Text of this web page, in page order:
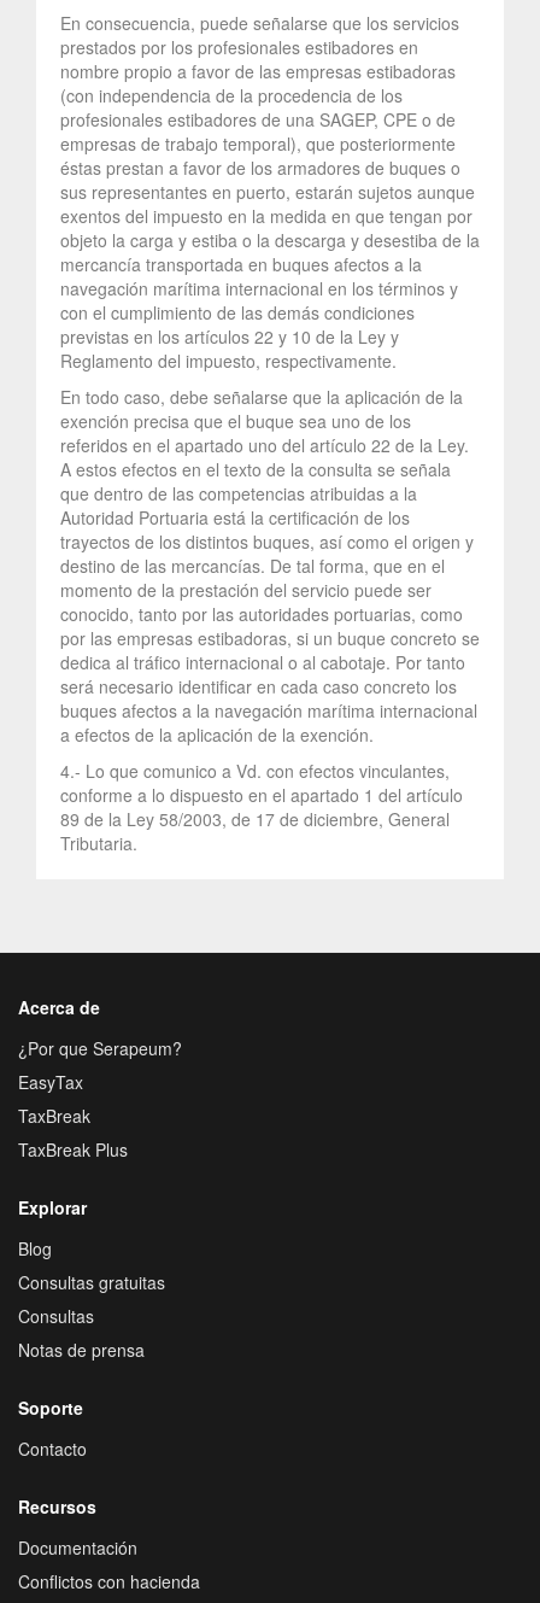
En consecuencia, puede señalarse que los servicios
prestados por los profesionales estibadores en
nombre propio a favor de las empresas estibadoras
(con independencia de la procedencia de los
profesionales estibadores de una SAGEP, CPE o de
empresas de trabajo temporal), que posteriormente
éstas prestan a favor de los armadores de buques o
sus representantes en puerto, estarán sujetos aunque
exentos del impuesto en la medida en que tengan por
objeto la carga y estiba o la descarga y desestiba de la
mercancía transportada en buques afectos a la
navegación marítima internacional en los términos y
con el cumplimiento de las demás condiciones
previstas en los artículos 22 y 10 de la Ley y
Reglamento del impuesto, respectivamente.
En todo caso, debe señalarse que la aplicación de la
exención precisa que el buque sea uno de los
referidos en el apartado uno del artículo 22 de la Ley.
A estos efectos en el texto de la consulta se señala
que dentro de las competencias atribuidas a la
Autoridad Portuaria está la certificación de los
trayectos de los distintos buques, así como el origen y
destino de las mercancías. De tal forma, que en el
momento de la prestación del servicio puede ser
conocido, tanto por las autoridades portuarias, como
por las empresas estibadoras, si un buque concreto se
dedica al tráfico internacional o al cabotaje. Por tanto
será necesario identificar en cada caso concreto los
buques afectos a la navegación marítima internacional
a efectos de la aplicación de la exención.
4.- Lo que comunico a Vd. con efectos vinculantes,
conforme a lo dispuesto en el apartado 1 del artículo
89 de la Ley 58/2003, de 17 de diciembre, General
Tributaria.
Acerca de
¿Por que Serapeum?
EasyTax
TaxBreak
TaxBreak Plus
Explorar
Blog
Consultas gratuitas
Consultas
Notas de prensa
Soporte
Contacto
Recursos
Documentación
Conflictos con hacienda